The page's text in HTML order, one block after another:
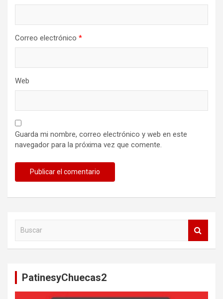
Correo electrónico *
Web
Guarda mi nombre, correo electrónico y web en este
navegador para la próxima vez que comente.
PatinesyChuecas2